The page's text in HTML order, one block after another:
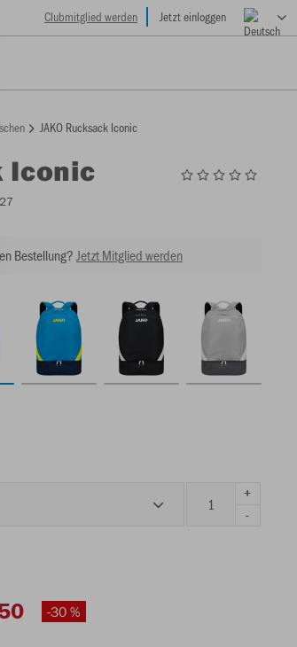
Clubmitglied werden Jetzt einloggen
JAKO Rucksack Iconic
Iconic
Bestellung? Jetzt Mitglied werden
+
-
-30 %